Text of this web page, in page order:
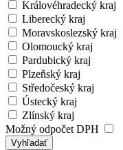
Královéhradecký kraj
Liberecký kraj
Moravskoslezský kraj
Olomoucký kraj
Pardubický kraj
Plzeňský kraj
Středočeský kraj
Ústecký kraj
Zlínský kraj
Možný odpočet DPH
Vyhľadať